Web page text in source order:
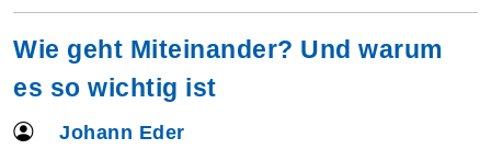
Wie geht Miteinander? Und warum
es so wichtig ist
Johann Eder